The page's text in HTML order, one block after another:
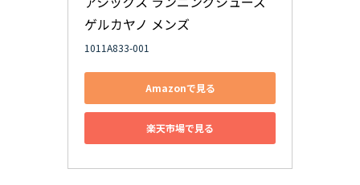
ゲルカヤノ メンズ
1011A833-001
Amazonで見る
楽天市場で見る